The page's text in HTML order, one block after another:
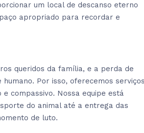
um local de descanso eterno
apropriado para recordar e
queridos da família, e a perda de
Por isso, oferecemos serviços
compassivo. Nossa equipe está
do animal até a entrega das
de luto.